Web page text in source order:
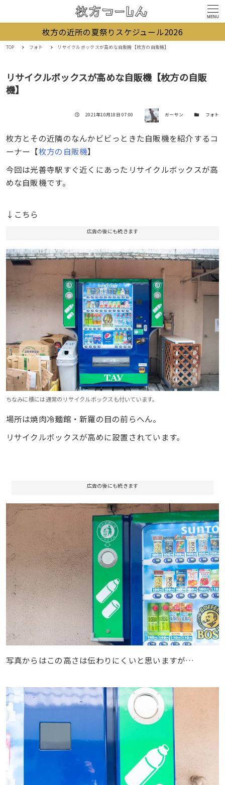
MENU
枚方の近所の夏祭りスケジュール2026
TOP フォト リサイクルボックスが高めな自販機【枚方の自販機】
リサイクルボックスが高めな自販機【枚方の自販
機】
投稿日
2021年10月18日 07:00 著者 ガーサン カテゴリー
フォト
枚方とその近隣のなんかビビっときた自販機を紹介するコ
ーナー【枚方の自販機】
今回は光善寺駅すぐ近くにあったリサイクルボックスが高
めな自販機です。
↓こちら
広告の後にも続きます
ちなみに横には通常のリサイクルボックスも付いています。
場所は焼肉冷麺館・新羅の目の前らへん。
リサイクルボックスが高めに設置されています。
広告の後にも続きます
写真からはこの高さは伝わりにくいと思いますが…